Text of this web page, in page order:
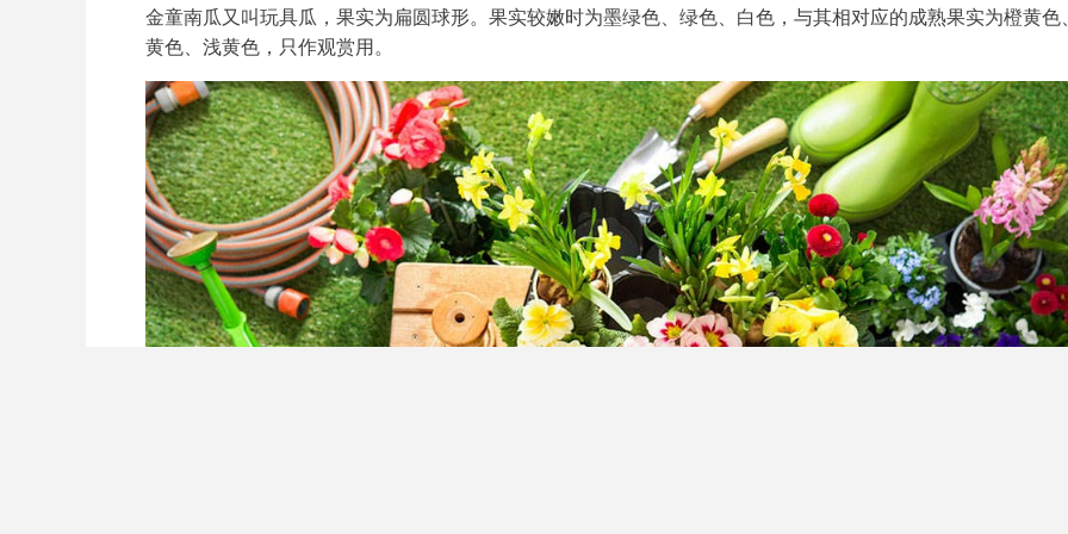
金童南瓜又叫玩具瓜，果实为扁圆球形。果实较嫩时为墨绿色、绿色、白色，与其相对应的成熟果实为橙黄色
黄色、浅黄色，只作观赏用。